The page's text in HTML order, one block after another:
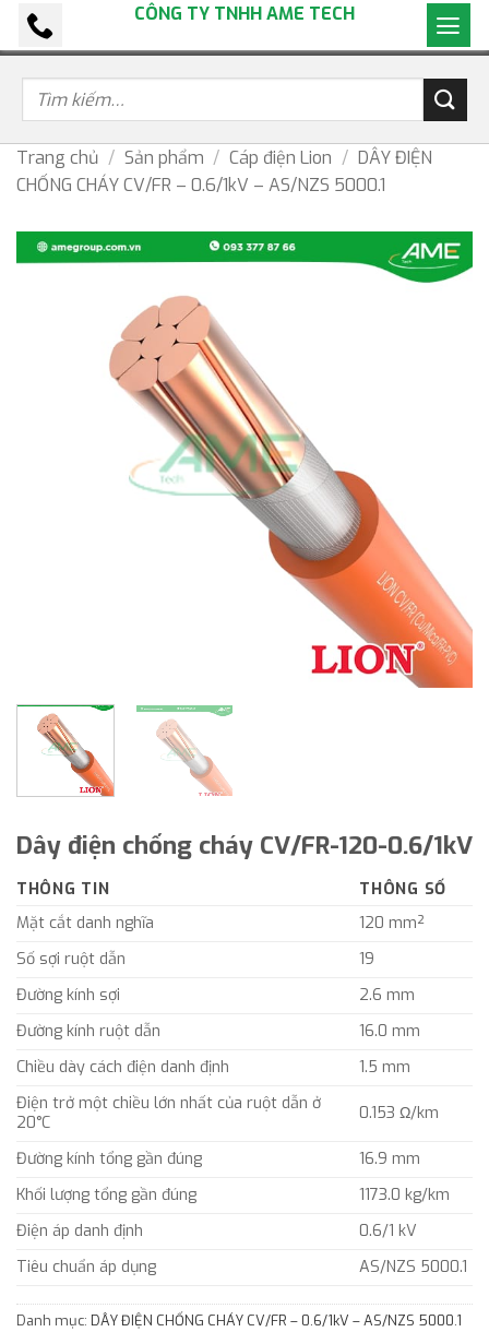
dung
CÔNG TY TNHH AME TECH
Trang chủ / Sản phẩm / Cáp điện Lion / DÂY ĐIỆN
CHỐNG CHÁY CV/FR – 0.6/1kV – AS/NZS 5000.1
Dây điện chống cháy CV/FR-120-0.6/1kV
THÔNG TIN
THÔNG SỐ
Mặt cắt danh nghĩa
120 mm²
Số sợi ruột dẫn
19
Đường kính sợi
2.6 mm
Đường kính ruột dẫn
16.0 mm
Chiều dày cách điện danh định
1.5 mm
Điện trở một chiều lớn nhất của ruột dẫn ở
20°C
0.153 Ω/km
Đường kính tổng gần đúng
16.9 mm
Khối lượng tổng gần đúng
1173.0 kg/km
Điện áp danh định
0.6/1 kV
Tiêu chuẩn áp dụng
AS/NZS 5000.1
Danh mục: DÂY ĐIỆN CHỐNG CHÁY CV/FR – 0.6/1kV – AS/NZS 5000.1